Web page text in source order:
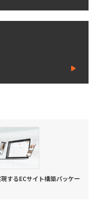
するECサイト構築パッケー